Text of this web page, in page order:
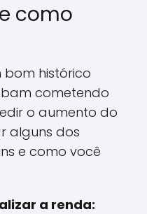
como
histórico
cometendo
o aumento do
alguns dos
e como você
a renda: